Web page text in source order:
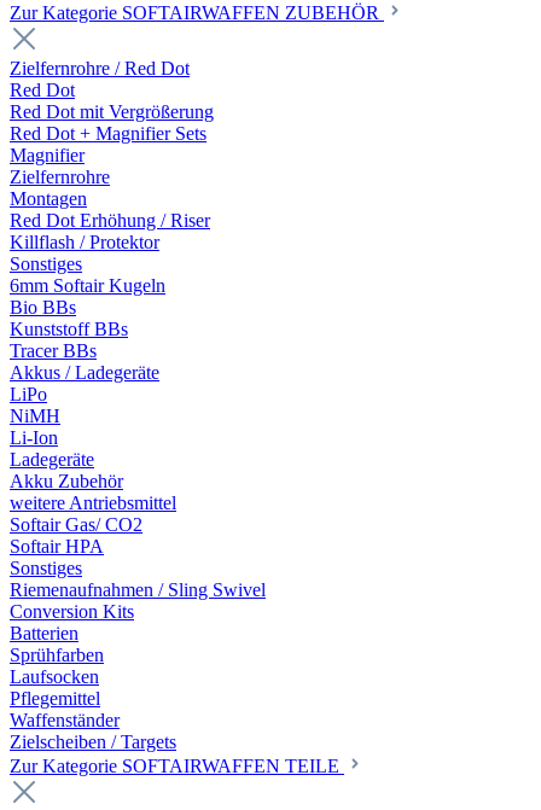
Zur Kategorie SOFTAIRWAFFEN ZUBEHÖR
Zielfernrohre / Red Dot
Red Dot
Red Dot mit Vergrößerung
Red Dot + Magnifier Sets
Magnifier
Zielfernrohre
Montagen
Red Dot Erhöhung / Riser
Killflash / Protektor
Sonstiges
6mm Softair Kugeln
Bio BBs
Kunststoff BBs
Tracer BBs
Akkus / Ladegeräte
LiPo
NiMH
Li-Ion
Ladegeräte
Akku Zubehör
weitere Antriebsmittel
Softair Gas/ CO2
Softair HPA
Sonstiges
Riemenaufnahmen / Sling Swivel
Conversion Kits
Batterien
Sprühfarben
Laufsocken
Pflegemittel
Waffenständer
Zielscheiben / Targets
Zur Kategorie SOFTAIRWAFFEN TEILE